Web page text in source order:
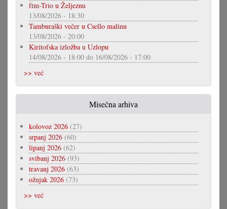
ftm-Trio u Željeznu
13/08/2026 - 18:30
Tamburaški večer u Csello malinu
13/08/2026 - 20:00
Kiritofska izložba u Uzlopu
14/08/2026 - 18:00 do 16/08/2026 - 17:00
>> već
Misečna arhiva
kolovoz 2026 (27)
srpanj 2026 (60)
lipanj 2026 (62)
svibanj 2026 (93)
travanj 2026 (63)
ožujak 2026 (73)
>> već